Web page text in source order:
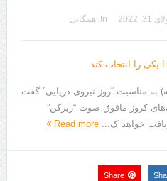
2022
In:
همگانی
به مناسبت “روز نیروی دریایی” گفت
کروز مافوق صوت “زیرکن”
Read more
Share